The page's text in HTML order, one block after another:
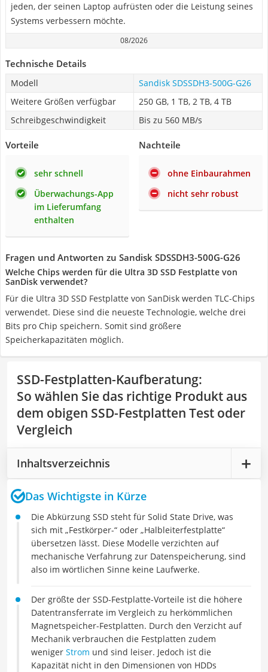
jeden, der seinen Laptop aufrüsten oder die Leistung seines
Systems verbessern möchte.
08/2026
Technische Details
Modell
Sandisk ‎SDSSDH3-500G-G26
Weitere Größen verfügbar
250 GB, 1 TB, 2 TB, 4 TB
Schreibgeschwindigkeit
Bis zu 560 MB/s
Vorteile
sehr schnell
Überwachungs-App
im Lieferumfang
enthalten
Nachteile
ohne Einbaurahmen
nicht sehr robust
Fragen und Antworten zu Sandisk ‎SDSSDH3-500G-G26
Welche Chips werden für die Ultra 3D SSD Festplatte von
SanDisk verwendet?
Für die Ultra 3D SSD Festplatte von SanDisk werden TLC-Chips
verwendet. Diese sind die neueste Technologie, welche drei
Bits pro Chip speichern. Somit sind größere
Speicherkapazitäten möglich.
SSD-Festplatten-Kaufberatung:
So wählen Sie das richtige Produkt aus
dem obigen SSD-Festplatten Test oder
Vergleich
Inhaltsverzeichnis
Das Wichtigste in Kürze
Die Abkürzung SSD steht für Solid State Drive, was
sich mit „Festkörper-“ oder „Halbleiterfestplatte“
übersetzen lässt. Diese Modelle verzichten auf
mechanische Verfahrung zur Datenspeicherung, sind
also im wörtlichen Sinne keine Laufwerke.
Der größte der SSD-Festplatte-Vorteile ist die höhere
Datentransferrate im Vergleich zu herkömmlichen
Magnetspeicher-Festplatten. Durch den Verzicht auf
Mechanik verbrauchen die Festplatten zudem
weniger Strom und sind leiser. Jedoch ist die
Kapazität nicht in den Dimensionen von HDDs